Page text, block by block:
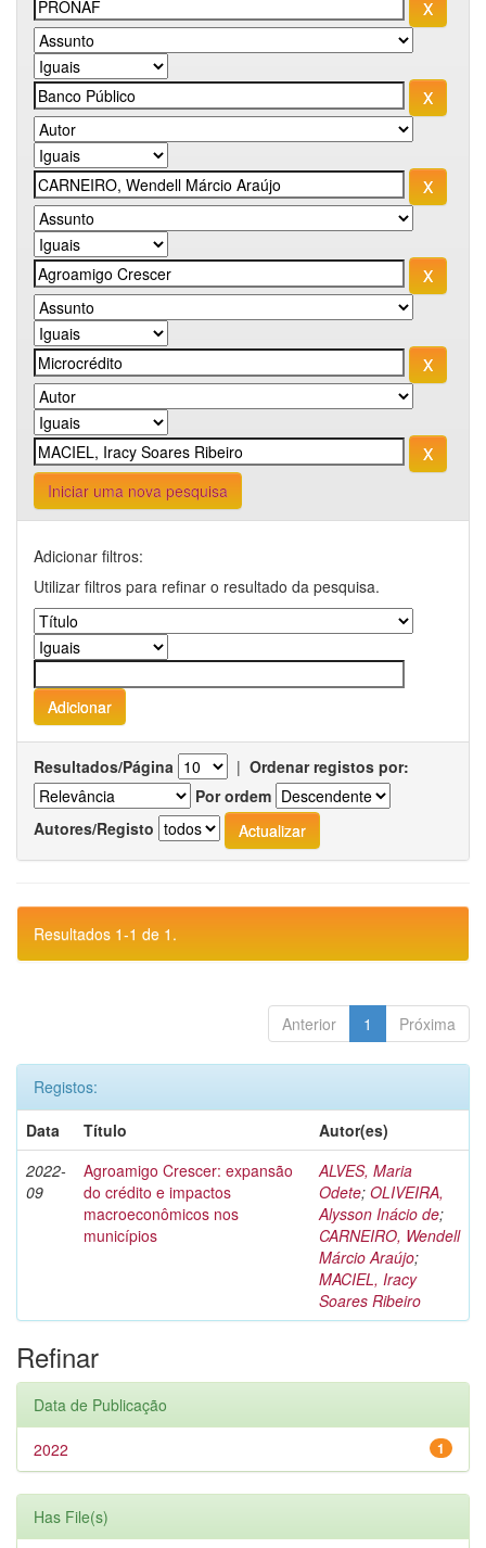
Iniciar uma nova pesquisa
Adicionar filtros:
Utilizar filtros para refinar o resultado da pesquisa.
Resultados/Página | Ordenar registos por:
Por ordem
Autores/Registo
Resultados 1-1 de 1.
Anterior 1 Próxima
Registos:
Data
Título
Autor(es)
2022-
09
Agroamigo Crescer: expansão
do crédito e impactos
macroeconômicos nos
municípios
ALVES, Maria
Odete; OLIVEIRA,
Alysson Inácio de;
CARNEIRO, Wendell
Márcio Araújo;
MACIEL, Iracy
Soares Ribeiro
Refinar
Data de Publicação
1
2022
Has File(s)